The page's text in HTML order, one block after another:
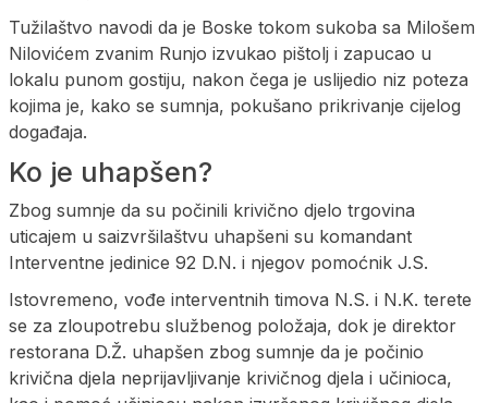
Tužilaštvo navodi da je Boske tokom sukoba sa Milošem
Nilovićem zvanim Runjo izvukao pištolj i zapucao u
lokalu punom gostiju, nakon čega je uslijedio niz poteza
kojima je, kako se sumnja, pokušano prikrivanje cijelog
događaja.
Ko je uhapšen?
Zbog sumnje da su počinili krivično djelo trgovina
uticajem u saizvršilaštvu uhapšeni su komandant
Interventne jedinice 92 D.N. i njegov pomoćnik J.S.
Istovremeno, vođe interventnih timova N.S. i N.K. terete
se za zloupotrebu službenog položaja, dok je direktor
restorana D.Ž. uhapšen zbog sumnje da je počinio
krivična djela neprijavljivanje krivičnog djela i učinioca,